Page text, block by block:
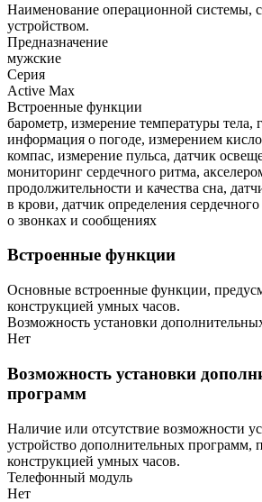
Наименование операционной системы,
устройством.
Предназначение
мужские
Серия
Active Max
Встроенные функции
барометр, измерение температуры тела,
информация о погоде, измерением
компас, измерение пульса, датчик
мониторинг сердечного ритма,
продолжительности и качества сна,
в крови, датчик определения
о звонках и сообщениях
Встроенные функции
Основные встроенные функции,
конструкцией умных часов.
Возможность установки
Нет
Возможность установки
программ
Наличие или отсутствие возможности
устройство дополнительных программ,
конструкцией умных часов.
Телефонный модуль
Нет